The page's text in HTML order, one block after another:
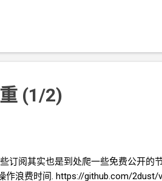
(1/2)
订阅其实也是到处爬一些免费公开
作浪费时间. https://github.com/